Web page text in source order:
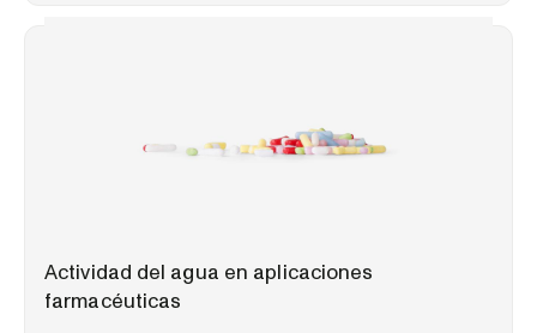
Actividad del agua en aplicaciones
farmacéuticas